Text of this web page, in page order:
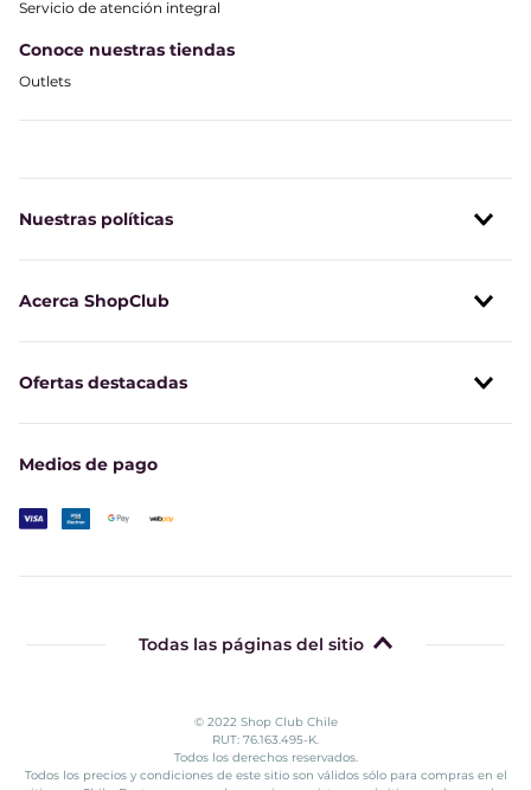
Servicio de atención integral
Conoce nuestras tiendas
Outlets
Nuestras políticas
Acerca ShopClub
Ofertas destacadas
Medios de pago
Todas las páginas del sitio
© 2022 Shop Club Chile
RUT: 76.163.495-K.
Todos los derechos reservados.
Todos los precios y condiciones de este sitio son válidos sólo para compras en el